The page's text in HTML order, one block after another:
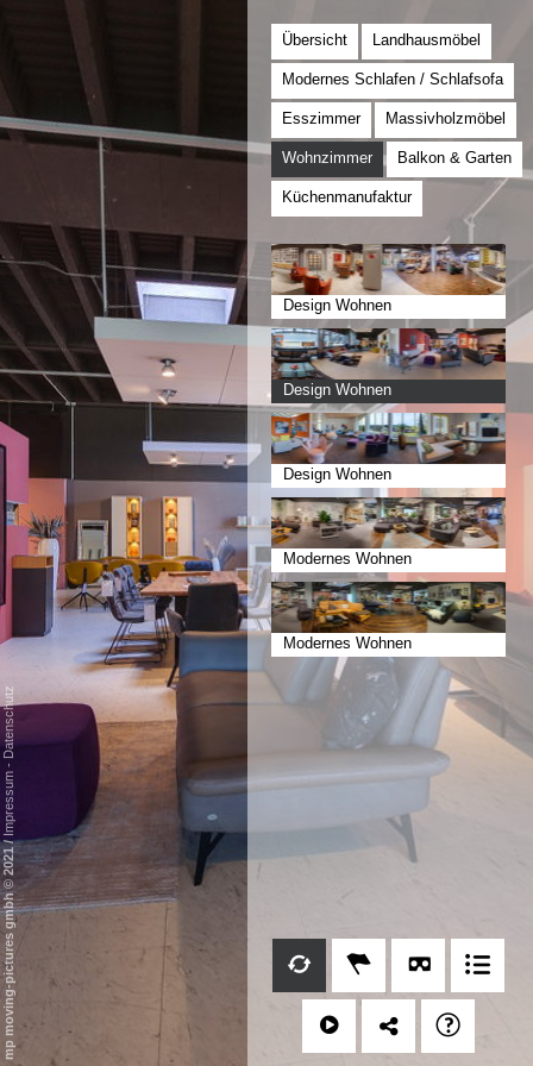
Übersicht Landhausmöbel
Modernes Schlafen / Schlafsofa
Esszimmer Massivholzmöbel
Wohnzimmer Balkon & Garten
Küchenmanufaktur
Design Wohnen
Design Wohnen
Design Wohnen
Modernes Wohnen
Modernes Wohnen
mp moving-pictures gmbh © 2021
/
Impressum
-
Datenschutz